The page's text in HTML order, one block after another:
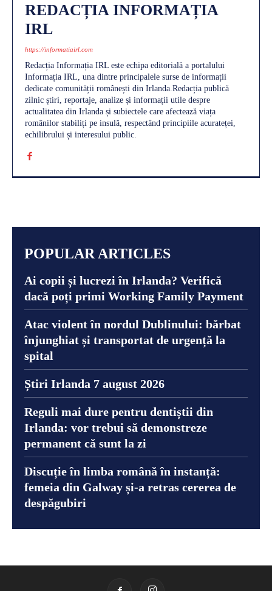
REDACȚIA INFORMAȚIA
IRL
https://informatiairl.com
Redacția Informația IRL este echipa editorială a portalului
Informația IRL, una dintre principalele surse de informații
dedicate comunității românești din Irlanda.Redacția publică
zilnic știri, reportaje, analize și informații utile despre
actualitatea din Irlanda și subiectele care afectează viața
românilor stabiliți pe insulă, respectând principiile acurateței,
echilibrului și interesului public.
POPULAR ARTICLES
Ai copii și lucrezi în Irlanda? Verifică
dacă poți primi Working Family Payment
Atac violent în nordul Dublinului: bărbat
înjunghiat și transportat de urgență la
spital
Știri Irlanda 7 august 2026
Reguli mai dure pentru dentiștii din
Irlanda: vor trebui să demonstreze
permanent că sunt la zi
Discuție în limba română în instanță:
femeia din Galway și-a retras cererea de
despăgubiri